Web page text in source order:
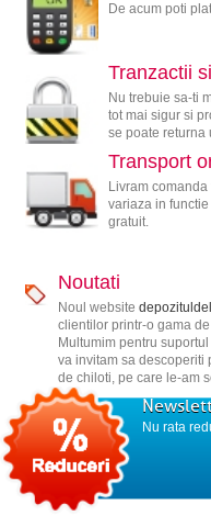
De acum poti
Tranzactii
Nu trebuie sa-ti
tot mai sigur si
se poate returna
Transport
Livram
variaza in
gratuit.
Noutati
Noul website
clientilor printr-o gama
Multumim pentru
va invitam sa descoperiti
de chiloti, pe care le-am
Nu rata